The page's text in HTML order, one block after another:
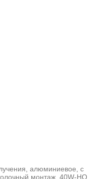
алюминиевое, с
монтаж, 40W-HO,